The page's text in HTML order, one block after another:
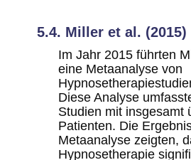
5.4. Miller et al. (2015)
Im Jahr 2015 führten
eine Metaanalyse von
Diese Analyse
Studien mit insgesamt
Patienten. Die
Metaanalyse zeigten,
Hypnosetherapie